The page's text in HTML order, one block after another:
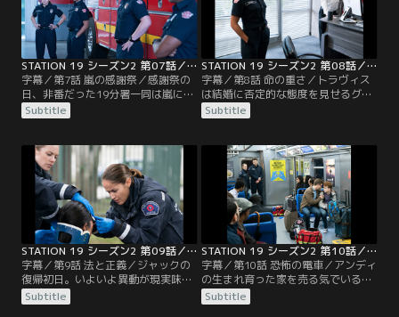
別居したいと打ち明けられ、寝耳に
水のベンは動揺を隠せない。サリヴ
ァンに会いに…。
ンと口論になるが、帰り際に倒れた
ところをアンディたちが救命措置を
施す。そして…。
STATION 19 シーズン2 第07話／字幕
字幕／第7話 嵐の感謝祭／感謝祭の
日、非番だった19分署一同は嵐によ
る人手不足で、急遽、分署に駆り出
される。そこへ警戒地区だからとい
と密かに付き合うビクトリアと副隊
長昇格の面接を控えるマヤたちも現
場へ。アンディは、部下たちに心を
閉ざすサリヴァン隊長と事故被害者
の救助へ向かう。そこは彼の妻が事
故死した現場だった…。
Subtitle
STATION 19 シーズン2 第08話／字幕
字幕／第8話 命の重さ／トラヴィス
は結婚に否定的な態度を見せるグラ
ントに不満を抱く。ジャックの態度
に異変を感じたプルイットは、彼以
きだと諭す。暴風で携帯が通じず、
ミランダと連絡が取れないベンは不
安を募らせていた。一方、救助車ご
と崖下に転落してしまったサリヴァ
ンとアンディ。無線も使えず救助も
望めない中…。
Subtitle
STATION 19 シーズン2 第09話／字幕
字幕／第9話 法と正義／ジャックの
復帰初日。いよいよ異動が現実味を
帯び、複雑な思いを抱えるマヤ。プ
ルイットは隊長代理最終日を迎え、
Subtitle
STATION 19 シーズン2 第10話／字幕
字幕／第10話 恐怖の電車／アンディ
の生まれ育った家を売る気でいるプ
ルイットは、実家がなくなることに
抵抗を感じるアンディをよそに、購
Subtitle